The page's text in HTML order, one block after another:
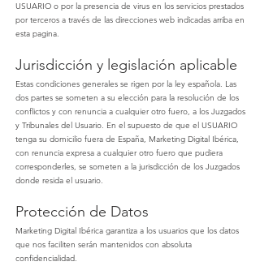
USUARIO o por la presencia de virus en los servicios prestados
por terceros a través de las direcciones web indicadas arriba en
esta pagina.
Jurisdicción y legislación aplicable
Estas condiciones generales se rigen por la ley española. Las
dos partes se someten a su elección para la resolución de los
conflictos y con renuncia a cualquier otro fuero, a los Juzgados
y Tribunales del Usuario. En el supuesto de que el USUARIO
tenga su domicilio fuera de España, Marketing Digital Ibérica,
con renuncia expresa a cualquier otro fuero que pudiera
corresponderles, se someten a la jurisdicción de los Juzgados
donde resida el usuario.
Protección de Datos
Marketing Digital Ibérica garantiza a los usuarios que los datos
que nos faciliten serán mantenidos con absoluta
confidencialidad.